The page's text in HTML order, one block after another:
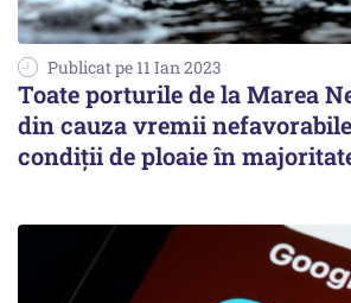
Publicat pe 11 Ian 2023
Toate porturile de la Marea
din cauza vremii
condiţii de ploaie în